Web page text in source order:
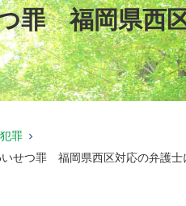
罪 福岡県西
罪
せつ罪 福岡県西区対応の弁護士